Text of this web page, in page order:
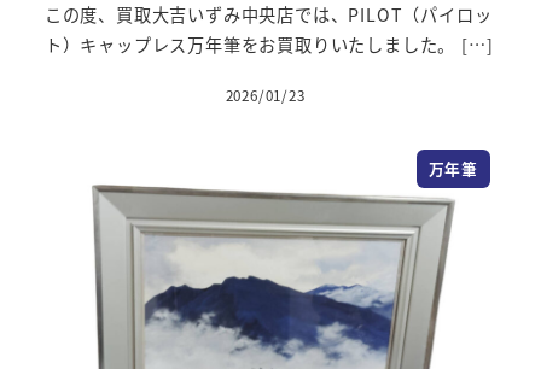
この度、買取大吉いずみ中央店では、PILOT（パイロッ
ト）キャップレス万年筆をお買取りいたしました。 […]
2026/01/23
万年筆